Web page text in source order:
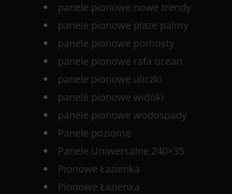
panele pionowe nowe trendy
panele pionowe plaże palmy
panele pionowe pomosty
panele pionowe rafa ocean
panele pionowe uliczki
panele pionowe widoki
panele pionowe wodospady
Panele poziome
Panele Uniwersalne 240×35
Pionowe Łazienka
Pionowe Łazienka